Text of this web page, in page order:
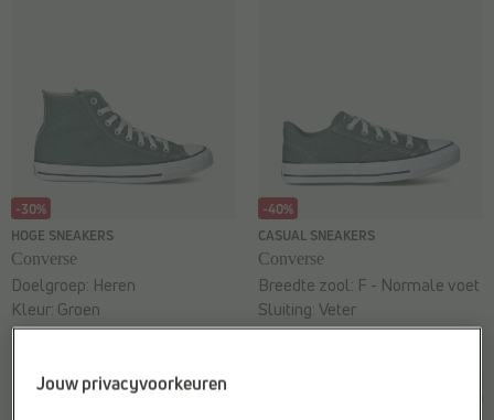
-30%
HOGE SNEAKERS
Converse
Vorige laagste prijs:
€
Doelgroep: Heren
Kleur: Groen
Web-Only:Ja
-40%
CASUAL SNEAKERS
Converse
Breedte zool: F - Normale voet
Sluiting:Veter
Web-Only:Nee
Jouw privacyvoorkeuren